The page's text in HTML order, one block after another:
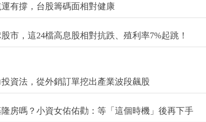
有撐，台股籌碼面相對健康
市，這24檔高息股相對抗跌、殖利率7%起跳！
資法，從外銷訂單挖出產業波段飆股
房嗎？小資女佑佑勸：等「這個時機」後再下手